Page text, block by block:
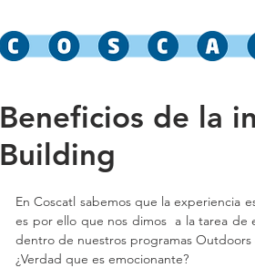
Beneficios de la
Building
En Coscatl sabemos que la experiencia
es por ello que nos dimos  a la tarea
dentro de nuestros programas Outdoors
¿Verdad que es emocionante?